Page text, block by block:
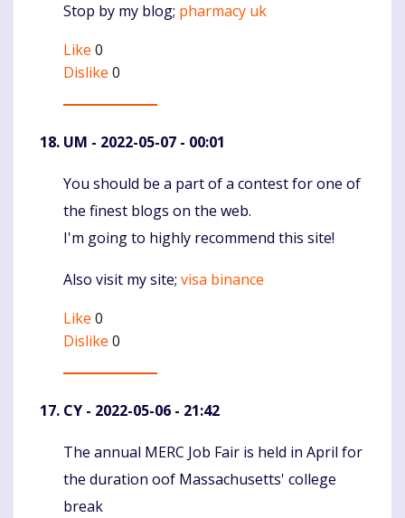
Stop by my blog; pharmacy uk
Like 0
Dislike 0
UM - 2022-05-07 - 00:01
Komentaras
You should be a part of a contest for one of
the finest blogs on the web.
I'm going to highly recommend this site!
Also visit my site; visa binance
Like 0
Dislike 0
CY - 2022-05-06 - 21:42
Komentaras
The annual MERC Job Fair is held in April for
the duration oof Massachusetts' college
break